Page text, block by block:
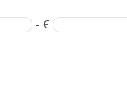
- €